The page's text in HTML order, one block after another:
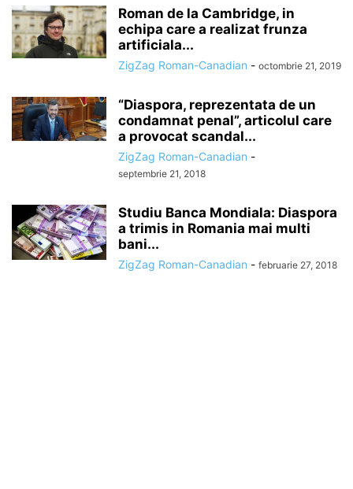
Roman de la Cambridge, in
echipa care a realizat frunza
artificiala...
ZigZag Roman-Canadian - octombrie 21, 2019
“Diaspora, reprezentata de un
condamnat penal”, articolul care
a provocat scandal...
ZigZag Roman-Canadian -
septembrie 21, 2018
Studiu Banca Mondiala: Diaspora
a trimis in Romania mai multi
bani...
ZigZag Roman-Canadian - februarie 27, 2018